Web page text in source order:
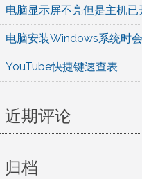
电脑显示屏不亮但是主机
电脑安装Windows系统时
YouTube快捷键速查表
近期评论
归档